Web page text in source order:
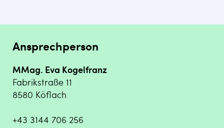
Ansprechperson
MMag. Eva Kogelfranz
Fabrikstraße 11
8580 Köflach
+43 3144 706 256